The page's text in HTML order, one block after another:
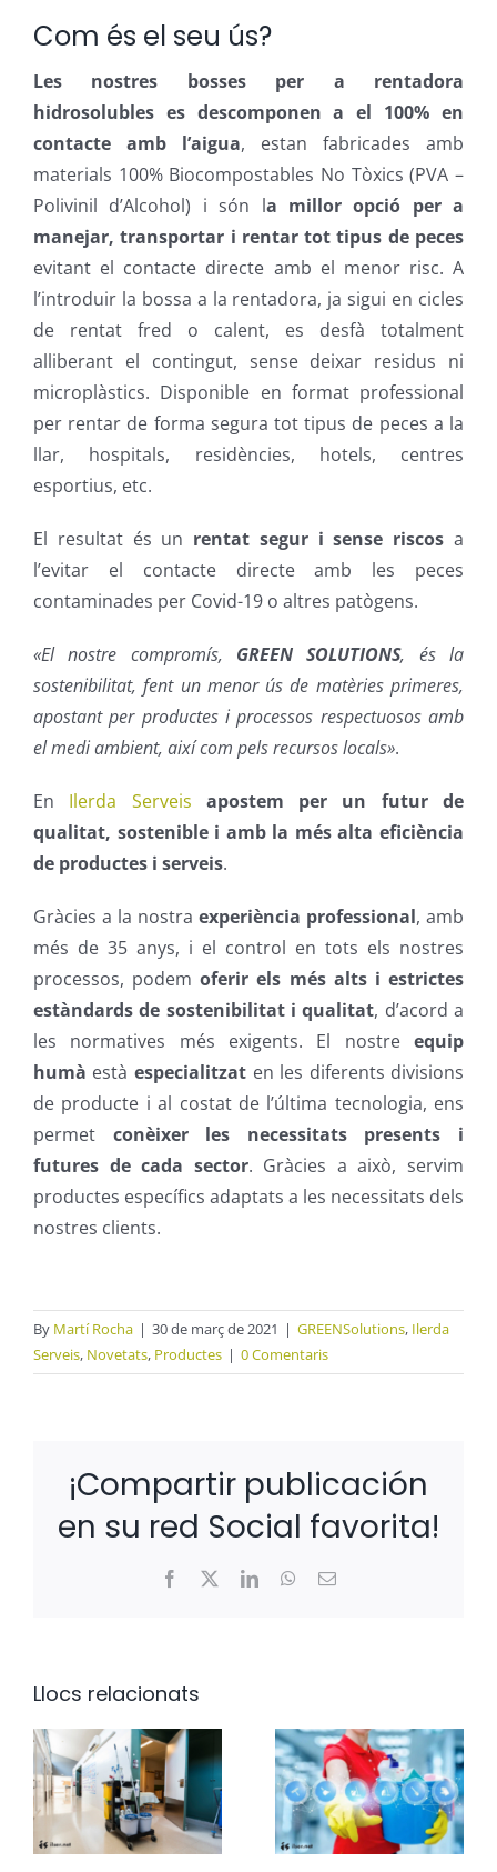
Com és el seu ús?
Les nostres bosses per a rentadora
hidrosolubles es descomponen a el 100% en
contacte amb l’aigua, estan fabricades amb
materials 100% Biocompostables No Tòxics (PVA –
Polivinil d’Alcohol) i són la millor opció per a
manejar, transportar i rentar tot tipus de peces
evitant el contacte directe amb el menor risc. A
l’introduir la bossa a la rentadora, ja sigui en cicles
de rentat fred o calent, es desfà totalment
alliberant el contingut, sense deixar residus ni
microplàstics. Disponible en format professional
per rentar de forma segura tot tipus de peces a la
llar, hospitals, residències, hotels, centres
esportius, etc.
El resultat és un rentat segur i sense riscos a
l’evitar el contacte directe amb les peces
contaminades per Covid-19 o altres patògens.
«El nostre compromís, GREEN SOLUTIONS, és la
sostenibilitat, fent un menor ús de matèries primeres,
apostant per productes i processos respectuosos amb
el medi ambient, així com pels recursos locals».
En Ilerda Serveis
apostem per un futur de
qualitat, sostenible i amb la més alta eficiència
de productes i serveis.
Gràcies a la nostraexperiència professional, amb
més de 35 anys, i el control en tots els nostres
processos, podemoferir els més alts i estrictes
estàndards de sostenibilitat i qualitat, d’acord a
les normatives més exigents. El nostreequip
humà està especialitzat en les diferents divisions
de producte i al costat de l’última tecnologia, ens
permet conèixer les necessitats presents i
futures de cada sector. Gràcies a això, servim
productes específics adaptats a les necessitats dels
nostres clients.
By Martí Rocha | 30 de març de 2021 | GREENSolutions, Ilerda
Serveis, Novetats, Productes | 0 Comentaris
¡Compartir publicación
en su red Social favorita!
Facebook LinkedInWhatsApp
Email:
Llocs relacionats